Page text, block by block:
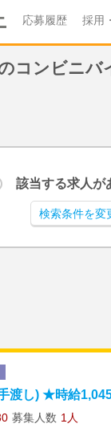
応募履歴 採用
コンビニバ
該当する求人が
検索条件を変
渡し) ★時給
募集人数 1人